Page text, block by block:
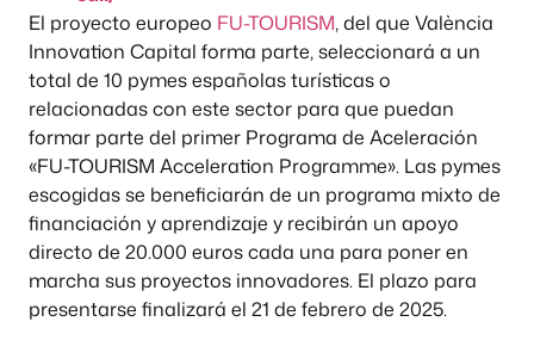
El proyecto europeo FU-TOURISM, del que València
Innovation Capital forma parte, seleccionará a un
total de 10 pymes españolas turísticas o
relacionadas con este sector para que puedan
formar parte del primer Programa de Aceleración
«FU-TOURISM Acceleration Programme». Las pymes
escogidas se beneficiarán de un programa mixto de
financiación y aprendizaje y recibirán un apoyo
directo de 20.000 euros cada una para poner en
marcha sus proyectos innovadores. El plazo para
presentarse finalizará el 21 de febrero de 2025.